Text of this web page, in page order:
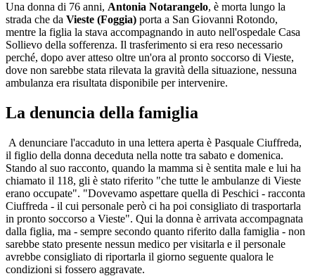
Una donna di 76 anni, Antonia Notarangelo, è morta lungo la
strada che da Vieste (Foggia) porta a San Giovanni Rotondo,
mentre la figlia la stava accompagnando in auto nell'ospedale Casa
Sollievo della sofferenza. Il trasferimento si era reso necessario
perché, dopo aver atteso oltre un'ora al pronto soccorso di Vieste,
dove non sarebbe stata rilevata la gravità della situazione, nessuna
ambulanza era risultata disponibile per intervenire.
La denuncia della famiglia
A denunciare l'accaduto in una lettera aperta è Pasquale Ciuffreda,
il figlio della donna deceduta nella notte tra sabato e domenica.
Stando al suo racconto, quando la mamma si è sentita male e lui ha
chiamato il 118, gli è stato riferito "che tutte le ambulanze di Vieste
erano occupate". "Dovevamo aspettare quella di Peschici - racconta
Ciuffreda - il cui personale però ci ha poi consigliato di trasportarla
in pronto soccorso a Vieste". Qui la donna è arrivata accompagnata
dalla figlia, ma - sempre secondo quanto riferito dalla famiglia - non
sarebbe stato presente nessun medico per visitarla e il personale
avrebbe consigliato di riportarla il giorno seguente qualora le
condizioni si fossero aggravate.